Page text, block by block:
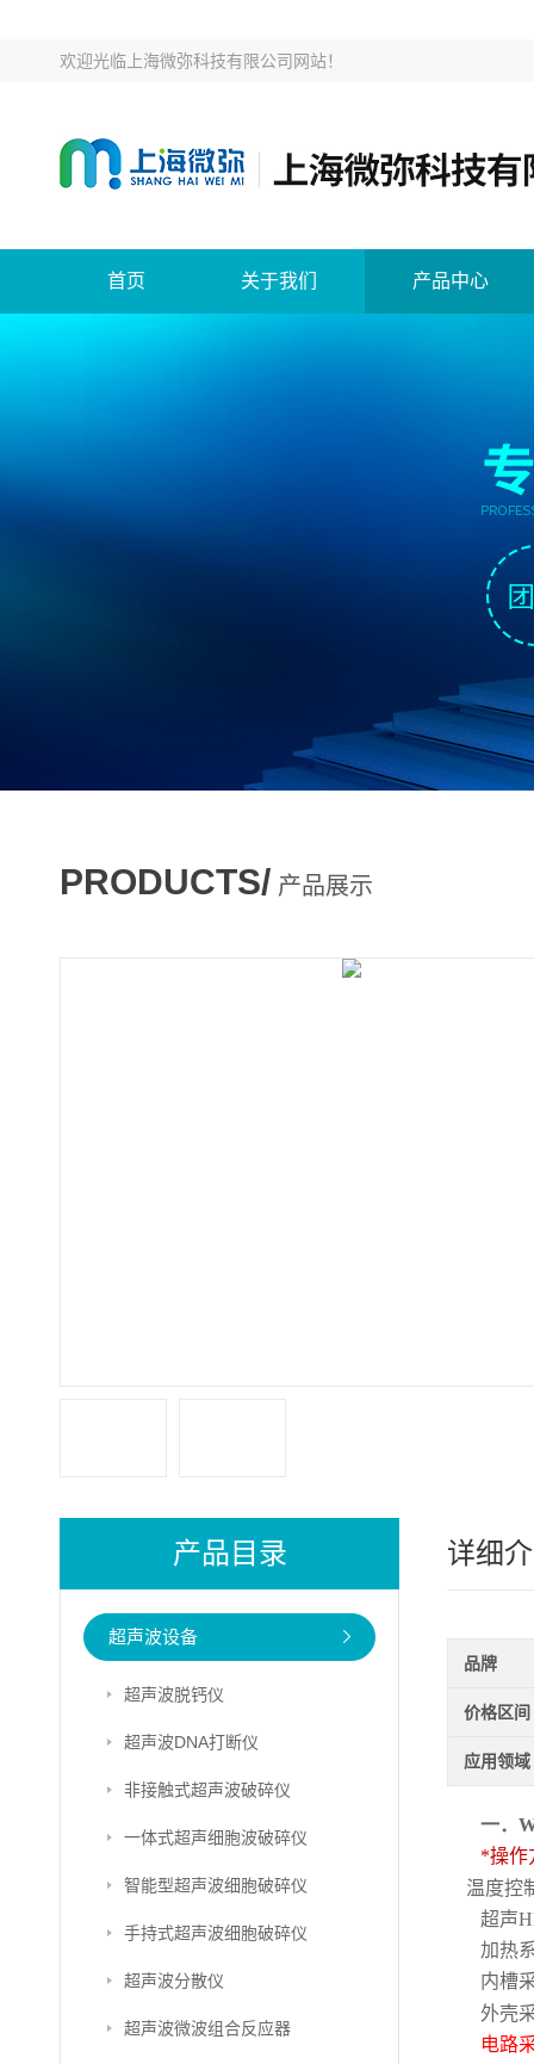
欢迎光临 上海微弥科技有限公司网站！
首页 关于我们 产品中心
PRODUCTS/ 产品展示
产品目录
超声波设备
超声波脱钙仪
超声波DNA打断仪
非接触式超声波破碎仪
一体式超声细胞波破碎仪
智能型超声波细胞破碎仪
手持式超声波细胞破碎仪
超声波分散仪
超声波微波组合反应器
详细
品牌
价格区间
应用领域
一．
*操作
温度控
超声
加热
内槽
外壳
电路